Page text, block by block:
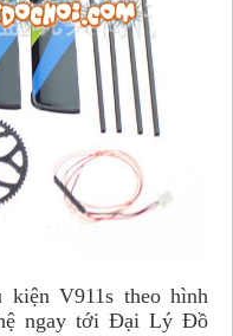
V911s theo hình
ngay tới Đại Lý Đồ